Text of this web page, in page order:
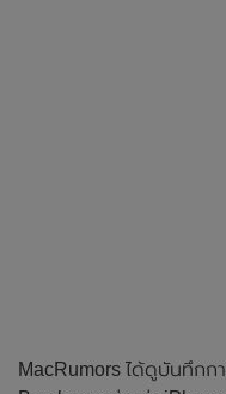
MacRumors ได้ดูบันทึกก